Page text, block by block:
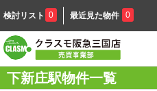
検討リスト 0 最近見た物件 0
下新庄駅物件一覧